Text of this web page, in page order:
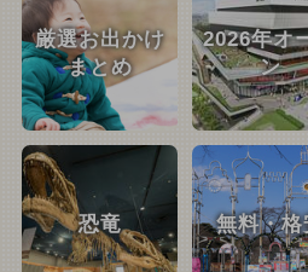
厳選お出かけ
まとめ
2026年オ
ン
恐竜 無料・格